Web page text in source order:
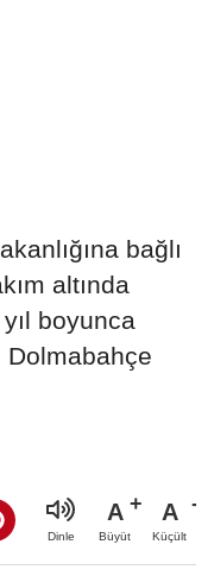
bağlı
altında
boyunca
Dolmabahçe
Dinle
A
Büyüt
A
Küçült